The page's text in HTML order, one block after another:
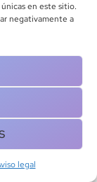
en este sitio.
negativamente a
legal